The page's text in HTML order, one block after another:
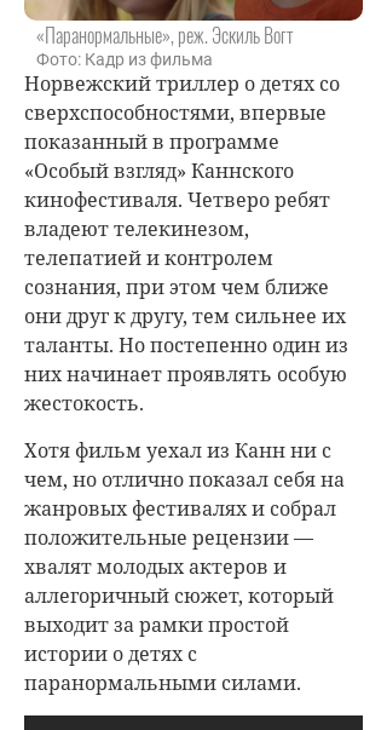
«Паранормальные», реж. Эскиль Вогт
Фото: Кадр из фильма
Норвежский триллер о детях со
сверхспособностями, впервые
показанный в программе
«Особый взгляд» Каннского
кинофестиваля. Четверо ребят
владеют телекинезом,
телепатией и контролем
сознания, при этом чем ближе
они друг к другу, тем сильнее их
таланты. Но постепенно один из
них начинает проявлять особую
жестокость.
Хотя фильм уехал из Канн ни с
чем, но отлично показал себя на
жанровых фестивалях и собрал
положительные рецензии —
хвалят молодых актеров и
аллегоричный сюжет, который
выходит за рамки простой
истории о детях с
паранормальными силами.